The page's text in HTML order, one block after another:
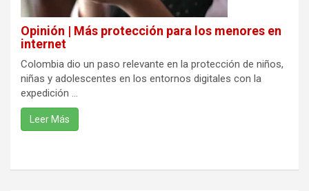
Opinión | Más protección para los menores en
internet
Colombia dio un paso relevante en la protección de niños,
niñas y adolescentes en los entornos digitales con la
expedición ...
Leer Más